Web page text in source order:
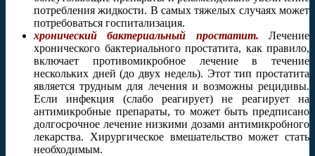
потребления жидкости. В самых тяжелых случаях может
потребоваться госпитализация.
хронический бактериальный простатит. Лечение
хронического бактериального простатита, как правило,
включает противомикробное лечение в течение
нескольких дней (до двух недель). Этот тип простатита
является трудным для лечения и возможны рецидивы.
Если инфекция (слабо реагирует) не реагирует на
антимикробные препараты, то может быть предписано
долгосрочное лечение низкими дозами антимикробного
лекарства. Хирургическое вмешательство может стать
необходимым.